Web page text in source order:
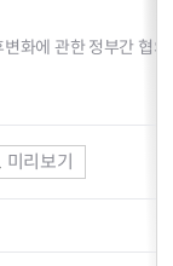
화에 관한 정부간 협
미리보기